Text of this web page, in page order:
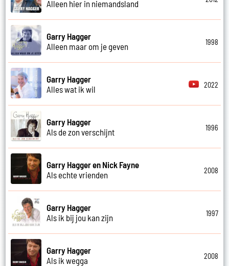
Alleen hier in niemandsland
Garry Hagger
Alleen maar om je geven
1998
Garry Hagger
Alles wat ik wil
2022
Garry Hagger
Als de zon verschijnt
1996
Garry Hagger en Nick Fayne
Als echte vrienden
2008
Garry Hagger
Als ik bij jou kan zijn
1997
Garry Hagger
Als ik wegga
2008